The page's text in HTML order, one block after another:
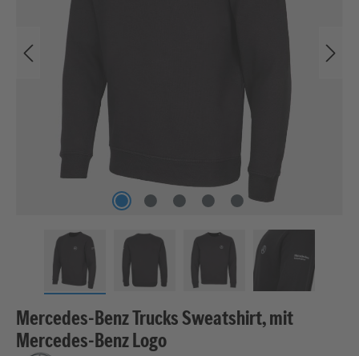
Mercedes-Benz Trucks Sweatshirt, mit
Mercedes-Benz Logo